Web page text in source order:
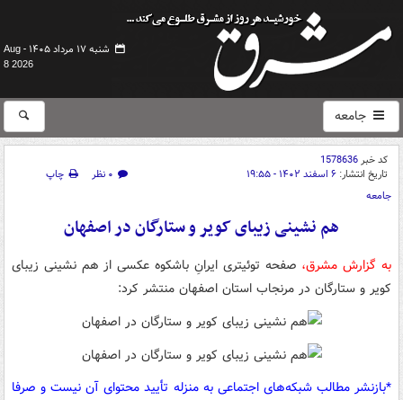
شنبه ۱۷ مرداد ۱۴۰۵ -
Aug
8 2026
جامعه
کد خبر1578636
تاریخ انتشار: ۶ اسفند ۱۴۰۲ - ۱۹:۵۵ ۰ نظر
چاپ
جامعه
هم نشینی زیبای کویر و ستارگان در اصفهان
به گزارش مشرق، صفحه توئیتری ایرانِ باشکوه عکسی از هم نشینی زیبای
کویر و ستارگان در مرنجاب استان اصفهان منتشر کرد:
*بازنشر مطالب شبکه‌های اجتماعی به منزله تأیید محتوای آن نیست و صرفا